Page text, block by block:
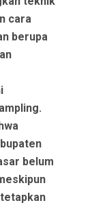
cara
berupa
belum